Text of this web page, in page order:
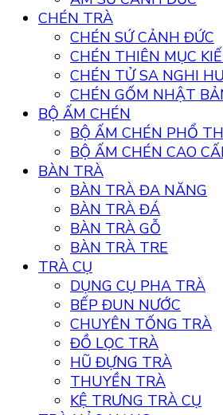
CHÉN TRÀ
CHÉN SỨ CẢNH ĐỨC
CHÉN THIÊN MỤC
CHÉN TỬ SA NGHI
CHÉN GỐM NHẬT
BỘ ẤM CHÉN
BỘ ẤM CHÉN PHỔ
BỘ ẤM CHÉN CAO
BÀN TRÀ
BÀN TRÀ ĐA NĂNG
BÀN TRÀ ĐÁ
BÀN TRÀ GỖ
BÀN TRÀ TRE
TRÀ CỤ
DỤNG CỤ PHA TRÀ
BẾP ĐUN NƯỚC
CHUYÊN TỐNG TRÀ
ĐỒ LỌC TRÀ
HŨ ĐỰNG TRÀ
THUYỀN TRÀ
KỆ TRƯNG TRÀ CỤ